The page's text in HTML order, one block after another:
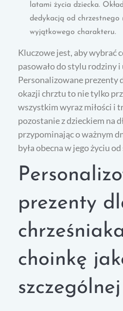
latami życia dziecka.
dedykacją od chrzestnego
wyjątkowego charakteru.
Kluczowe jest, aby wybrać
pasowało do stylu rodziny
Personalizowane prezenty
okazji chrztu to nie tylko
wszystkim wyraz miłości i
pozostanie z dzieckiem na
przypominając o ważnym
była obecna w jego życiu
prezenty
choinkę